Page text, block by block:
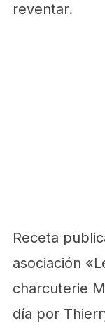
reventar.
Receta
asociación
charcuterie
día por